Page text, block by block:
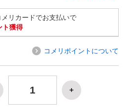
リカードでお支払いで
ト獲得
コメリポイントについて